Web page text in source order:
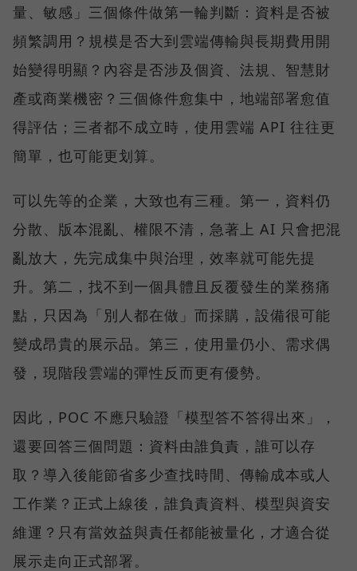
量、敏感」三個條件做第一輪判斷：資料是否被
頻繁調用？規模是否大到雲端傳輸與長期費用開
始變得明顯？內容是否涉及個資、法規、智慧財
產或商業機密？三個條件愈集中，地端部署愈值
得評估；三者都不成立時，使用雲端 API 往往更
簡單，也可能更划算。
可以先等的企業，大致也有三種。第一，資料仍
分散、版本混亂、權限不清，急著上 AI 只會把混
亂放大，先完成集中與治理，效率就可能先提
升。第二，找不到一個具體且反覆發生的業務痛
點，只因為「別人都在做」而採購，設備很可能
變成昂貴的展示品。第三，使用量仍小、需求偶
發，現階段雲端的彈性反而更有優勢。
因此，POC 不應只驗證「模型答不答得出來」，
還要回答三個問題：資料由誰負責，誰可以存
取？導入後能節省多少查找時間、傳輸成本或人
工作業？正式上線後，誰負責資料、模型與資安
維運？只有當效益與責任都能被量化，才適合從
展示走向正式部署。